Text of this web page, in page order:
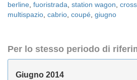
berline fuoristrada station wagon
multispazio cabrio coupé giugno
Per lo stesso periodo di
Giugno 2014